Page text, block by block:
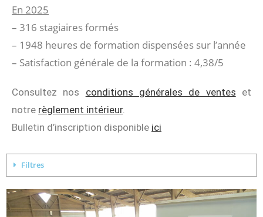
En 2025
– 316 stagiaires formés
– 1948 heures de formation dispensées sur l’année
– Satisfaction générale de la formation : 4,38/5
Consultez nos conditions générales de ventes et
notre règlement intérieur.
Bulletin d’inscription disponible ici
Filtres